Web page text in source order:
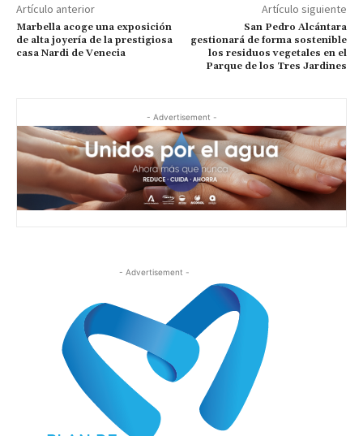
Artículo anterior
Marbella acoge una exposición
de alta joyería de la prestigiosa
casa Nardi de Venecia
Artículo siguiente
San Pedro Alcántara
gestionará de forma sostenible
los residuos vegetales en el
Parque de los Tres Jardines
- Advertisement -
- Advertisement -